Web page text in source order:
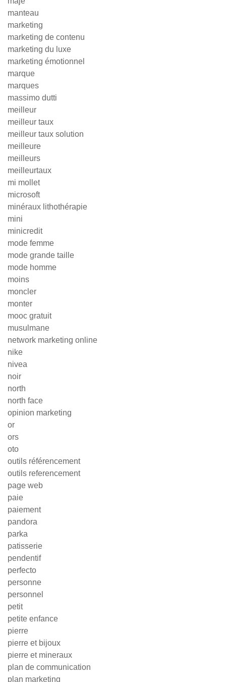
manteau
marketing
marketing de contenu
marketing du luxe
marketing émotionnel
marque
marques
massimo dutti
meilleur
meilleur taux
meilleur taux solution
meilleure
meilleurs
meilleurtaux
mi mollet
microsoft
minéraux lithothérapie
mini
minicredit
mode femme
mode grande taille
mode homme
moins
moncler
monter
mooc gratuit
musulmane
network marketing online
nike
nivea
noir
north
north face
opinion marketing
or
ors
oto
outils référencement
outils referencement
page web
paie
paiement
pandora
parka
patisserie
pendentif
perfecto
personne
personnel
petit
petite enfance
pierre
pierre et bijoux
pierre et mineraux
plan de communication
plan marketing